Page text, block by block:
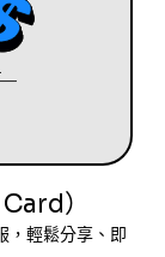
）
，輕鬆分享、即